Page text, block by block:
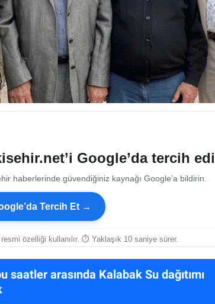
Google’da tercih
haberlerinde güvendiğiniz kaynağı Google’a bildirin.
Tercih Et →
resmi özelliği kullanılır. ⏱ Yaklaşık 10 saniye sürer.
saatler arasında Kalabak Su dağıtımı